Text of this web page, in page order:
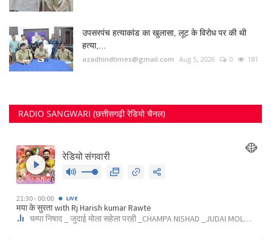
उपसरपंच हत्याकांड का खुलासा, लूट के विरोध पर की थी
हत्या,...
azadhindtimes@gmail.com Aug 5, 2026 0 181
RADIO SANGWARI (छत्तीसगढ़ी रेडियो चैनल)